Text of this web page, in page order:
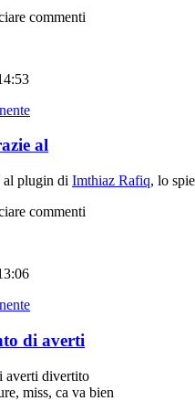
commenti
al
al plugin di Imthiaz Rafiq, lo
commenti
di averti
averti divertito
miss, ca va bien